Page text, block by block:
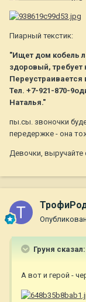
Пиарный текстик:
"Ищет дом кобель
здоровый,
Тел. +7-921-870-
Наталья."
пы.сы. звоночки
передержке - она
Девочки, выручайте
Груня сказал:
А вот и герой -